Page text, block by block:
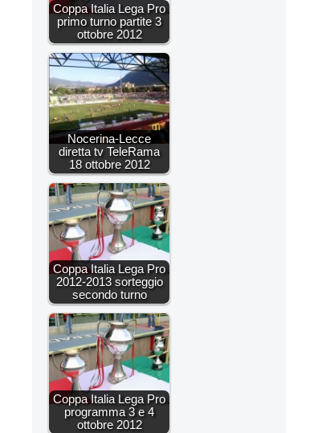
Coppa Italia Lega Pro
primo turno partite 3
ottobre 2012
Nocerina-Lecce
diretta tv TeleRama
18 ottobre 2012
Coppa Italia Lega Pro
2012-2013 sorteggio
secondo turno
Coppa Italia Lega Pro
programma 3 e 4
ottobre 2012